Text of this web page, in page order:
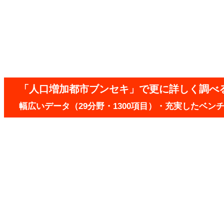
「人口増加都市ブンセキ」で更に詳しく調べ
幅広いデータ（29分野・1300項目）・充実したベン